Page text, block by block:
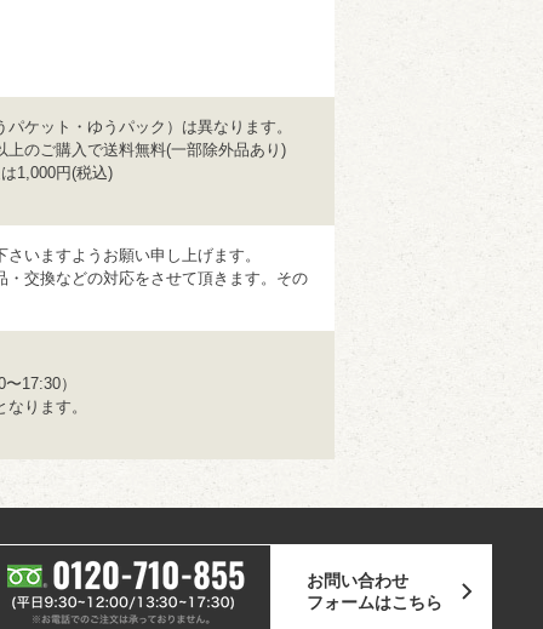
ケット・ゆうパック）は異なります。
のご購入で送料無料(一部除外品あり)
1,000円(税込)
いますようお願い申し上げます。
交換などの対応をさせて頂きます。その
17:30）
ります。
お問い合わせ
フォームはこちら